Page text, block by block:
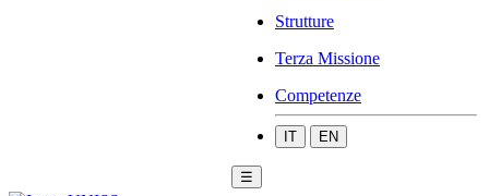
Strutture
Terza Missione
Competenze
IT EN
☰